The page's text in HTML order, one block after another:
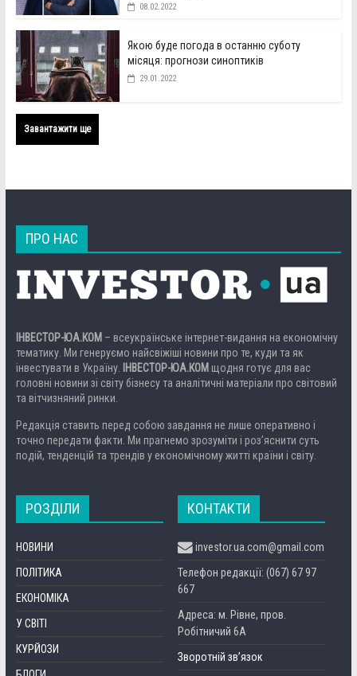
08.02.2022
Якою буде погода в останню суботу
місяця: прогнози синоптиків
29.01.2022
Завантажити ще
ПРО НАС
ІНВЕСТОР-ЮА.КОМ – всеукраїнське інтернет-видання на економічну
тематику. Ми генеруємо найсвіжіші новини про те, куди та як
інвестувати в Україну.
ІНВЕСТОР-ЮА.КОМ щодня готує для вас
головні новини зі світу бізнесу та аналітичні матеріали про світовий
та вітчизняний ринки.
Редакція ставить перед собою завдання не лише оперативно і
точно передати факти. Ми прагнемо зрозуміти і роз’яснити суть
подій, тенденцій та трендів у економічному житті країни і світу.
РОЗДІЛИ
НОВИНИ
ПОЛІТИКА
ЕКОНОМІКА
У СВІТІ
КУРЙОЗИ
КОНТАКТИ
investor.ua.com@gmail.com
Телефон редакції: (067) 67 97
667
Адреса: м. Рівне, пров.
Робітничий 6А
Зворотній зв’язок